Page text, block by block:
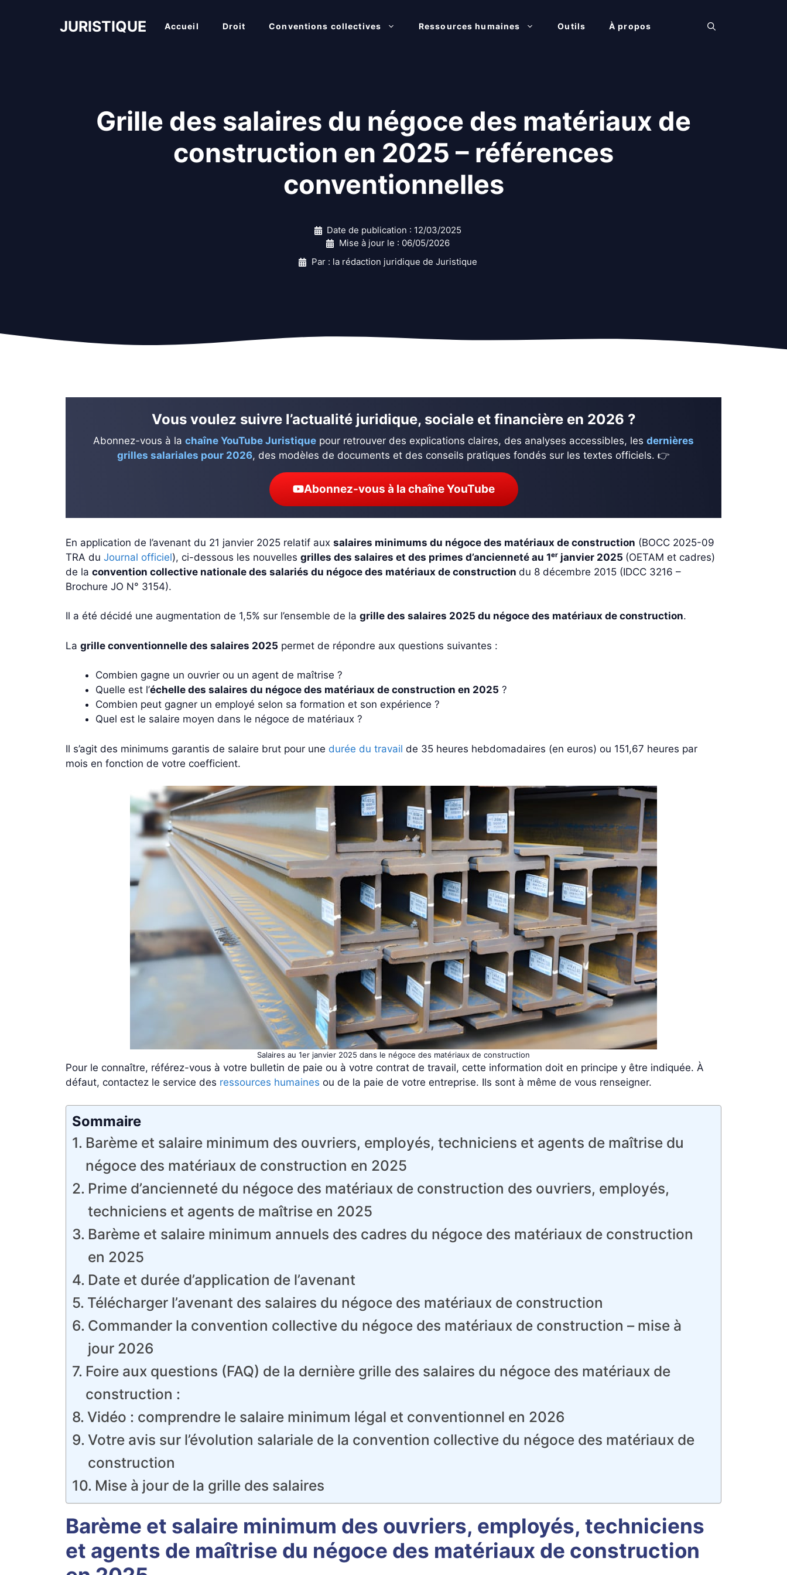
JURISTIQUE Accueil Droit Conventions collectives Ressources humaines Outils À propos
Grille des salaires du négoce des matériaux de
construction en 2025 – références
conventionnelles
Date de publication : 12/03/2025
Mise à jour le : 06/05/2026
Par : la rédaction juridique de Juristique
Vous voulez suivre l’actualité juridique, sociale et financière en 2026 ?
Abonnez-vous à la chaîne YouTube Juristique pour retrouver des explications claires, des analyses accessibles, les dernières
grilles salariales pour 2026, des modèles de documents et des conseils pratiques fondés sur les textes officiels. 👉
Abonnez-vous à la chaîne YouTube
En application de l’avenant du 21 janvier 2025 relatif aux salaires minimums du négoce des matériaux de construction (BOCC 2025-09
TRA du Journal officiel), ci-dessous les nouvelles grilles des salaires et des primes d’ancienneté au 1ᵉʳ janvier 2025 (OETAM et cadres)
de la convention collective nationale des salariés du négoce des matériaux de construction du 8 décembre 2015 (IDCC 3216 –
Brochure JO N° 3154).
Il a été décidé une augmentation de 1,5% sur l’ensemble de la grille des salaires 2025 du négoce des matériaux de construction.
La grille conventionnelle des salaires 2025 permet de répondre aux questions suivantes :
Combien gagne un ouvrier ou un agent de maîtrise ?
Quelle est l’échelle des salaires du négoce des matériaux de construction en 2025 ?
Combien peut gagner un employé selon sa formation et son expérience ?
Quel est le salaire moyen dans le négoce de matériaux ?
Il s’agit des minimums garantis de salaire brut pour une durée du travail de 35 heures hebdomadaires (en euros) ou 151,67 heures par
mois en fonction de votre coefficient.
Salaires au 1er janvier 2025 dans le négoce des matériaux de construction
Pour le connaître, référez-vous à votre bulletin de paie ou à votre contrat de travail, cette information doit en principe y être indiquée. À
défaut, contactez le service des ressources humaines ou de la paie de votre entreprise. Ils sont à même de vous renseigner.
Sommaire
Barème et salaire minimum des ouvriers, employés, techniciens et agents de maîtrise du
négoce des matériaux de construction en 2025
Prime d’ancienneté du négoce des matériaux de construction des ouvriers, employés,
techniciens et agents de maîtrise en 2025
Barème et salaire minimum annuels des cadres du négoce des matériaux de construction
en 2025
Date et durée d’application de l’avenant
Télécharger l’avenant des salaires du négoce des matériaux de construction
Commander la convention collective du négoce des matériaux de construction – mise à
jour 2026
Foire aux questions (FAQ) de la dernière grille des salaires du négoce des matériaux de
construction :
Vidéo : comprendre le salaire minimum légal et conventionnel en 2026
Votre avis sur l’évolution salariale de la convention collective du négoce des matériaux de
construction
Mise à jour de la grille des salaires
Barème et salaire minimum des ouvriers, employés, techniciens
et agents de maîtrise du négoce des matériaux de construction